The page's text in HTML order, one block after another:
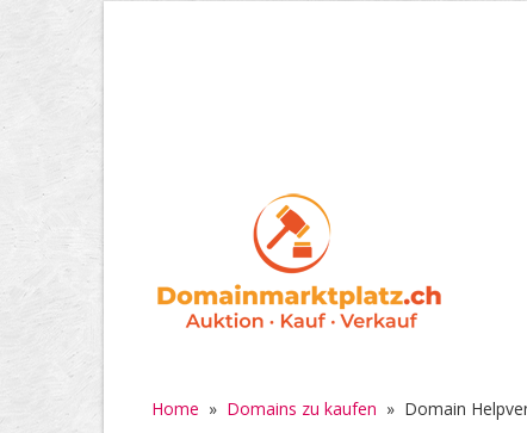
Home » Domains zu kaufen » Domain